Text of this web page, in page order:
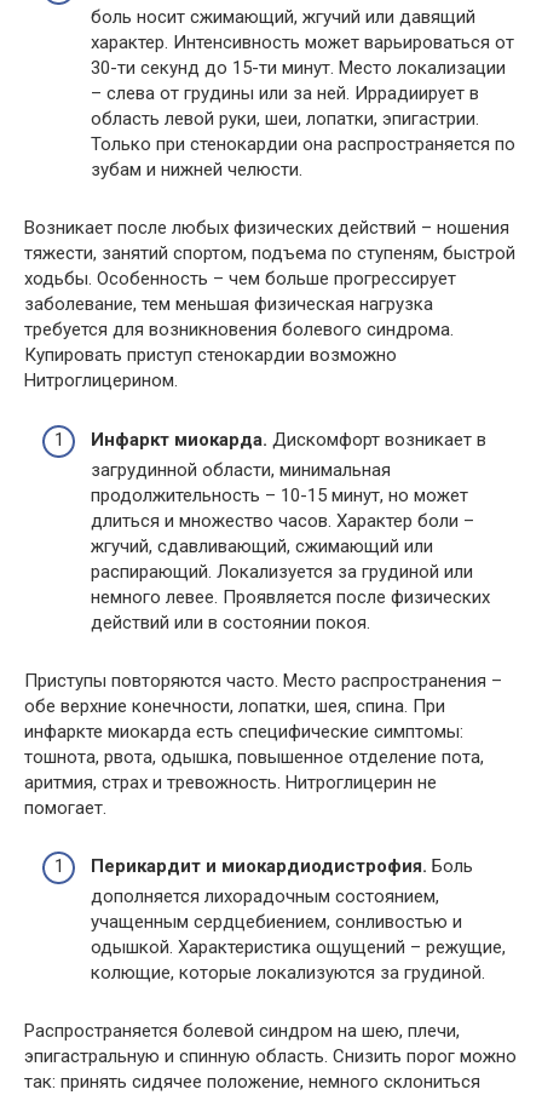
боль носит сжимающий, жгучий или давящий
характер. Интенсивность может варьироваться от
30-ти секунд до 15-ти минут. Место локализации
– слева от грудины или за ней. Иррадиирует в
область левой руки, шеи, лопатки, эпигастрии.
Только при стенокардии она распространяется по
зубам и нижней челюсти.
Возникает после любых физических действий – ношения
тяжести, занятий спортом, подъема по ступеням, быстрой
ходьбы. Особенность – чем больше прогрессирует
заболевание, тем меньшая физическая нагрузка
требуется для возникновения болевого синдрома.
Купировать приступ стенокардии возможно
Нитроглицерином.
Инфаркт миокарда. Дискомфорт возникает в
загрудинной области, минимальная
продолжительность – 10-15 минут, но может
длиться и множество часов. Характер боли –
жгучий, сдавливающий, сжимающий или
распирающий. Локализуется за грудиной или
немного левее. Проявляется после физических
действий или в состоянии покоя.
Приступы повторяются часто. Место распространения –
обе верхние конечности, лопатки, шея, спина. При
инфаркте миокарда есть специфические симптомы:
тошнота, рвота, одышка, повышенное отделение пота,
аритмия, страх и тревожность. Нитроглицерин не
помогает.
Перикардит и миокардиодистрофия. Боль
дополняется лихорадочным состоянием,
учащенным сердцебиением, сонливостью и
одышкой. Характеристика ощущений – режущие,
колющие, которые локализуются за грудиной.
Распространяется болевой синдром на шею, плечи,
эпигастральную и спинную область. Снизить порог можно
так: принять сидячее положение, немного склониться